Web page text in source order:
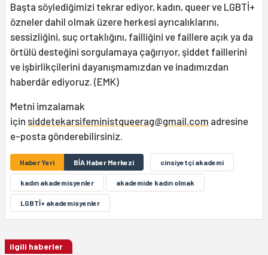
Başta söylediğimizi tekrar ediyor, kadın, queer ve LGBTİ+
özneler dahil olmak üzere herkesi ayrıcalıklarını,
sessizliğini, suç ortaklığını, failliğini ve faillere açık ya da
örtülü desteğini sorgulamaya çağırıyor, şiddet faillerini
ve işbirlikçilerini dayanışmamızdan ve inadımızdan
haberdâr ediyoruz. (EMK)
Metni imzalamak
için siddetekarsifeministqueerag@gmail.com adresine
e-posta gönderebilirsiniz.
Haber Yeri BİA Haber Merkezi cinsiyetçi akademi
kadın akademisyenler akademide kadın olmak
LGBTİ+ akademisyenler
ilgili haberler